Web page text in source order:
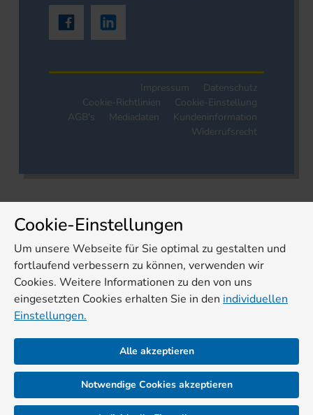
Impressum
Datenschutz
Cookie-Richtlinien
Cookie-Einstellung
AGB's
Mediadaten
Kundeninformation
Widerrufsrecht
Cookie-Einstellungen
Um unsere Webseite für Sie optimal zu gestalten und
fortlaufend verbessern zu können, verwenden wir
Cookies. Weitere Informationen zu den von uns
eingesetzten Cookies erhalten Sie in den individuellen
Einstellungen.
Alle akzeptieren
Notwendige Cookies akzeptieren